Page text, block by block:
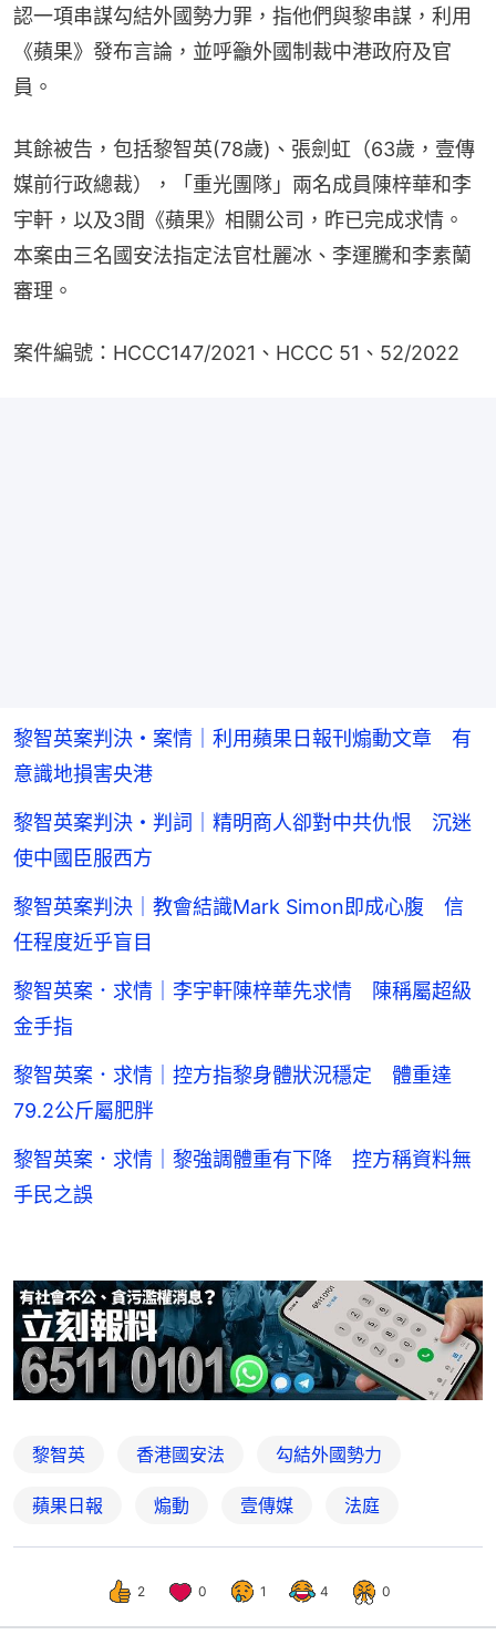
認一項串謀勾結外國勢力罪，指他們與黎串謀，利用
《蘋果》發布言論，並呼籲外國制裁中港政府及官
員。
其餘被告，包括黎智英(78歲)、張劍虹（63歲，壹傳
媒前行政總裁），「重光團隊」兩名成員陳梓華和李
宇軒，以及3間《蘋果》相關公司，昨已完成求情。
本案由三名國安法指定法官杜麗冰、李運騰和李素蘭
審理。
案件編號：HCCC147/2021、HCCC 51、52/2022
黎智英案判決・案情｜利用蘋果日報刊煽動文章 有
意識地損害央港
黎智英案判決・判詞｜精明商人卻對中共仇恨 沉迷
使中國臣服西方
黎智英案判決｜教會結識Mark Simon即成心腹 信
任程度近乎盲目
黎智英案．求情｜李宇軒陳梓華先求情 陳稱屬超級
金手指
黎智英案．求情｜控方指黎身體狀況穩定 體重達
79.2公斤屬肥胖
黎智英案．求情｜黎強調體重有下降 控方稱資料無
手民之誤
黎智英 香港國安法 勾結外國勢力
蘋果日報 煽動 壹傳媒 法庭
2 0 1 4 0